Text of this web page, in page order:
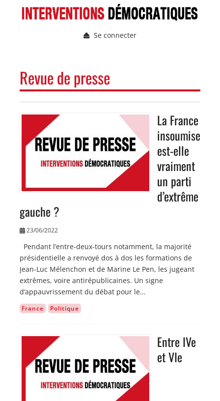
Menu
l'utilisateur
Se connecter
PRINCIPALE
Revue de presse
La France
insoumise
est-elle
vraiment
un parti
d’extrême
gauche ?
23/06/2022
Pendant l’entre-deux-tours notamment, la majorité
présidentielle a renvoyé dos à dos les formations de
Jean-Luc Mélenchon et de Marine Le Pen, les jugeant
extrêmes, voire antirépublicaines. Un signe
d’appauvrissement du débat pour le…
France Politique
Entre IVe
et VIe